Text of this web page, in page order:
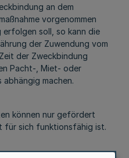
an dem
vorgenommen
soll, so kann die
der Zuwendung vom
der Zweckbindung
Pacht-, Miet- oder
machen.
können nur gefördert
für sich funktionsfähig ist.